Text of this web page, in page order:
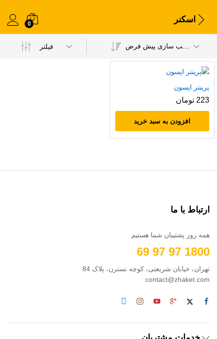
اسکنر 0
فیلتر
پرینتر اپسون
223 تومان
افزودن به سبد خرید
ارتباط با ما
همه روز پشتیبان شما هستیم
1800 97 97 69
تهران، خیابان شریعتی، کوچه نسترن، پلاک 84
contact@zhaket.com